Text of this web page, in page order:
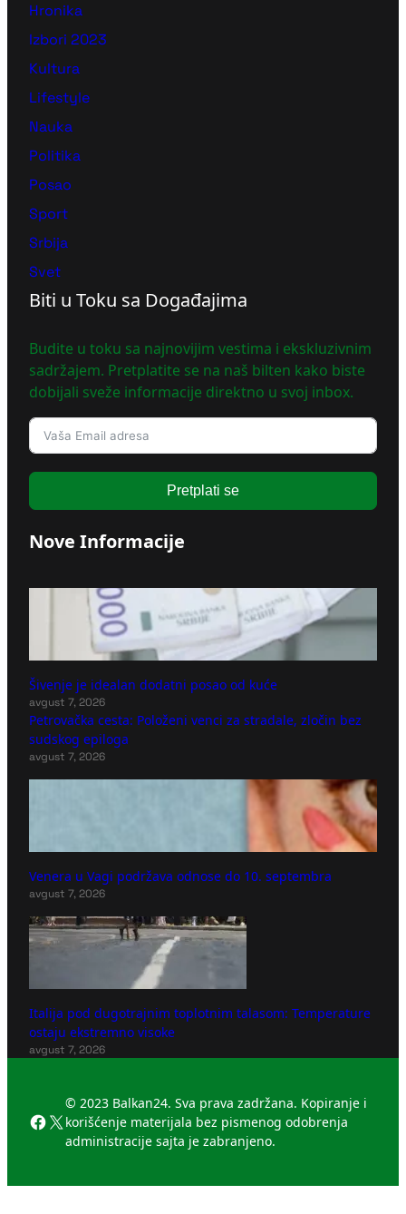
Hronika
Izbori 2023
Kultura
Lifestyle
Nauka
Politika
Posao
Sport
Srbija
Svet
Biti u Toku sa Događajima
Budite u toku sa najnovijim vestima i ekskluzivnim
sadržajem. Pretplatite se na naš bilten kako biste
dobijali sveže informacije direktno u svoj inbox.
Pretplati se
Nove Informacije
Šivenje je idealan dodatni posao od kuće
avgust 7, 2026
Petrovačka cesta: Položeni venci za stradale, zločin bez
sudskog epiloga
avgust 7, 2026
Venera u Vagi podržava odnose do 10. septembra
avgust 7, 2026
Italija pod dugotrajnim toplotnim talasom: Temperature
ostaju ekstremno visoke
avgust 7, 2026
Facebook
X
© 2023 Balkan24. Sva prava zadržana. Kopiranje i
korišćenje materijala bez pismenog odobrenja
administracije sajta je zabranjeno.